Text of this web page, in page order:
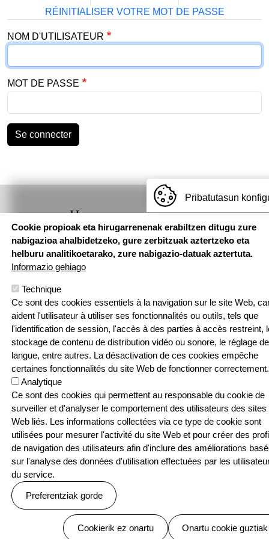
RÉINITIALISER VOTRE MOT DE PASSE
NOM D'UTILISATEUR
MOT DE PASSE
Se connecter
Hemen
aurkituko
gaituzu
KANBO
T: 05 59 52 49
24 | F: 05 59
52 88 87
Sarean
Menu Pied de page
ContactPolitique de confidentialité
Politique relative aux cookies
© SEASKA | Eskubide guztiak bere esku
Pribatutasun
Cookie propioak eta hirugarrenenak erabiltzen ditugu zure
nabigazioa ahalbidetzeko, gure zerbitzuak aztertzeko eta
helburu analitikoetarako, zure nabigazio-datuak aztertuta.
Informazio gehiago
Technique
Ce sont des cookies essentiels à la navigation sur le site Web,
aident l'utilisateur à utiliser ses fonctionnalités ou outils, tels que
l'identification de session, l'accès à des parties à accès restreint,
stockage de contenu de distribution vidéo ou sonore, le réglage
langue, entre autres. La désactivation de ces cookies empêche
certaines fonctionnalités du site Web de fonctionner correctement.
Analytique
Ce sont des cookies qui permettent au responsable du cookie de
surveiller et d'analyser le comportement des utilisateurs des sites
Web liés. Les informations collectées via ce type de cookie sont
utilisées pour mesurer l'activité du site Web et pour créer des
de navigation des utilisateurs afin d'inclure des améliorations
sur l'analyse des données d'utilisation effectuées par les
du service.
Preferentziak gorde
Cookierik ez onartu Onartu cookie guztiak
Baimenak ezeztatu